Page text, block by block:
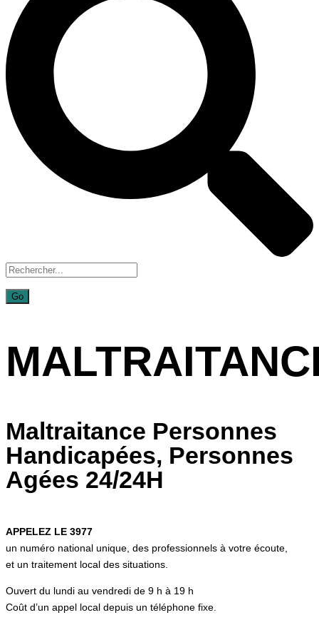
Maltraitance Personnes
Handicapées, Personnes
Agées 24/24H
APPELEZ LE 3977
un numéro national unique, des professionnels à votre écoute,
et un traitement local des situations.
Ouvert du lundi au vendredi de 9 h à 19 h
Coût d’un appel local depuis un téléphone fixe.